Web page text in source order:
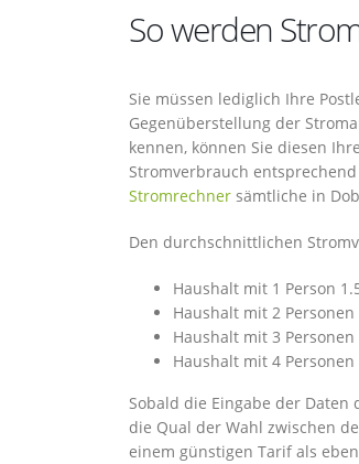
So werden
Sie müssen lediglich Ihre
Gegenüberstellung der
kennen, können Sie diesen
Stromverbrauch
Stromrechner sämtliche in
Den durchschnittlichen
Haushalt mit 1 Person
Haushalt mit 2
Haushalt mit 3
Haushalt mit 4
Sobald die Eingabe der Daten
die Qual der Wahl zwischen
einem günstigen Tarif als